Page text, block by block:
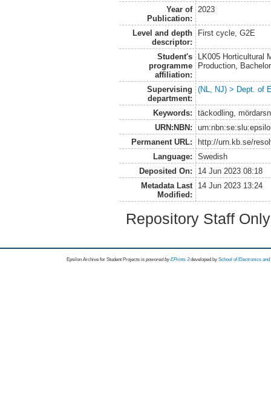
Year of
Publication:
2023
Level and depth
descriptor:
First cycle, G2E
Student's
programme
affiliation:
LK005 Horticultural
Production,
Supervising
department:
(NL, NJ) > Dept. of
Keywords:
täckodling,
URN:NBN:
Permanent URL:
http://urn.kb.se/
Language:
Swedish
Deposited On:
14 Jun 2023 08:18
Metadata Last
Modified:
14 Jun 2023 13:24
Repository Staff
Epsilon Archive for Student Projects is powored byEPrints 3 developed by School of Electronics